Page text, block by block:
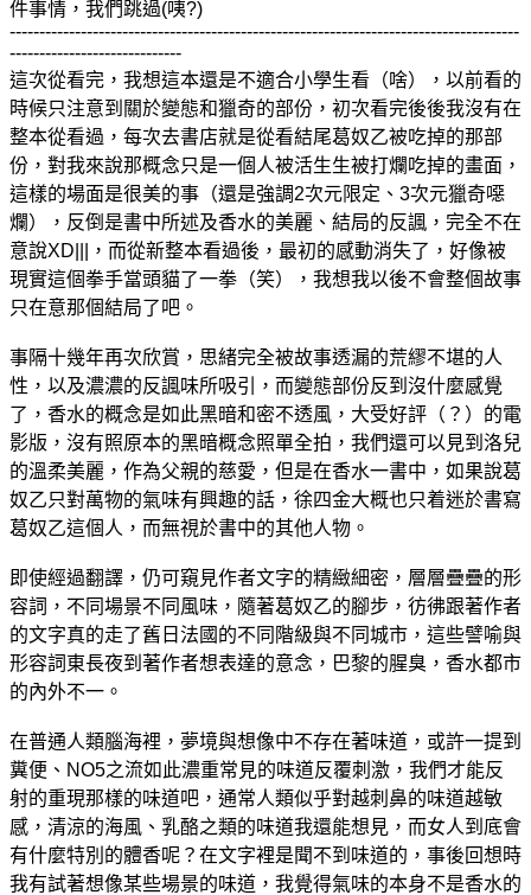
件事情，我們跳過(咦?)
--------------------------------------------------------------------------------------
-----------------------------
這次從看完，我想這本還是不適合小學生看（啥），以前看的
時候只注意到關於變態和獵奇的部份，初次看完後後我沒有在
整本從看過，每次去書店就是從看結尾葛奴乙被吃掉的那部
份，對我來說那概念只是一個人被活生生被打爛吃掉的畫面，
這樣的場面是很美的事（還是強調2次元限定、3次元獵奇噁
爛），反倒是書中所述及香水的美麗、結局的反諷，完全不在
意說XD|||，而從新整本看過後，最初的感動消失了，好像被
現實這個拳手當頭貓了一拳（笑），我想我以後不會整個故事
只在意那個結局了吧。
事隔十幾年再次欣賞，思緒完全被故事透漏的荒繆不堪的人
性，以及濃濃的反諷味所吸引，而變態部份反到沒什麼感覺
了，香水的概念是如此黑暗和密不透風，大受好評（？）的電
影版，沒有照原本的黑暗概念照單全拍，我們還可以見到洛兒
的溫柔美麗，作為父親的慈愛，但是在香水一書中，如果說葛
奴乙只對萬物的氣味有興趣的話， 徐四金大概也只着迷於書寫
葛奴乙這個人，而無視於書中的其他人物。
即使經過翻譯，仍可窺見作者文字的精緻細密，層層疊疊的形
容詞，不同場景不同風味，隨著葛奴乙的腳步 ，彷彿跟著作者
的文字真的走了舊日法國的不同階級與不同城市，這些譬喻與
形容詞東長夜到著作者想表達的意念，巴黎的腥臭，香水都市
的內外不一。
在普通人類腦海裡，夢境與想像中不存在著味道，或許一提到
糞便、NO5之流如此濃重常見的味道反覆刺激，我們才能反
射的重現那樣的味道吧，通常人類似乎對越刺鼻的味道越敏
感，清涼的海風、乳酪之類的味道我還能想見，而女人到底會
有什麼特別的體香呢？在文字裡是聞不到味道的，事後回想時
我有試著想像某些場景的味道，我覺得氣味的本身不是香水的